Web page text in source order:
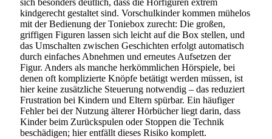
sich besonders deutlich, dass die Hörfiguren extrem
kindgerecht gestaltet sind. Vorschulkinder kommen mühelos
mit der Bedienung der Toniebox zurecht: Die großen,
griffigen Figuren lassen sich leicht auf die Box stellen, und
das Umschalten zwischen Geschichten erfolgt automatisch
durch einfaches Abnehmen und erneutes Aufsetzen der
Figur. Anders als manche herkömmlichen Hörspiele, bei
denen oft komplizierte Knöpfe betätigt werden müssen, ist
hier keine zusätzliche Steuerung notwendig – das reduziert
Frustration bei Kindern und Eltern spürbar. Ein häufiger
Fehler bei der Nutzung älterer Hörbücher liegt darin, dass
Kinder beim Zurückspulen oder Stoppen die Technik
beschädigen; hier entfällt dieses Risiko komplett.